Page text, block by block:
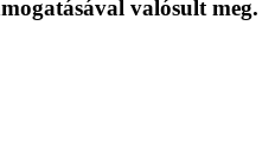
valósult meg.